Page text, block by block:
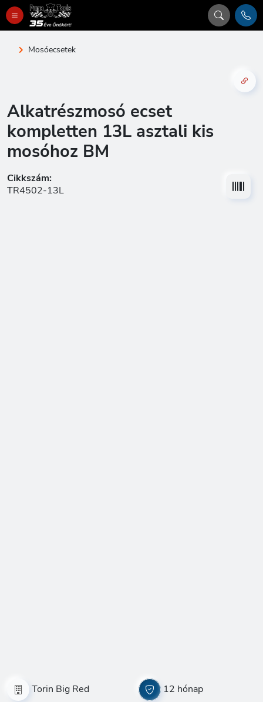
Mosóecsetek
Alkatrészmosó ecset
kompletten 13L asztali kis
mosóhoz BM
Cikkszám:
TR4502-13L
Torin Big Red 12 hónap